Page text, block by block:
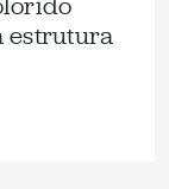
estrutura